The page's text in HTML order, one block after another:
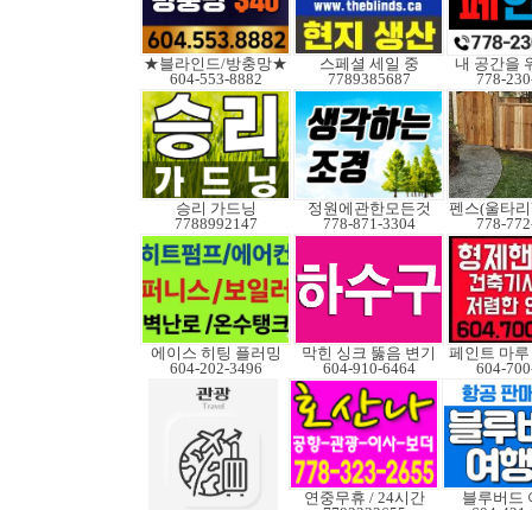
★블라인드/방충망★
604-553-8882
스페셜 세일 중
7789385687
내 공간을
778-
승리 가드닝
7788992147
정원에관한모든것
778-871-3304
778-
에이스 히팅 플러밍
604-202-3496
막힌 싱크 뚫음 변기
604-910-6464
604-
연중무휴 / 24시간
블루버드